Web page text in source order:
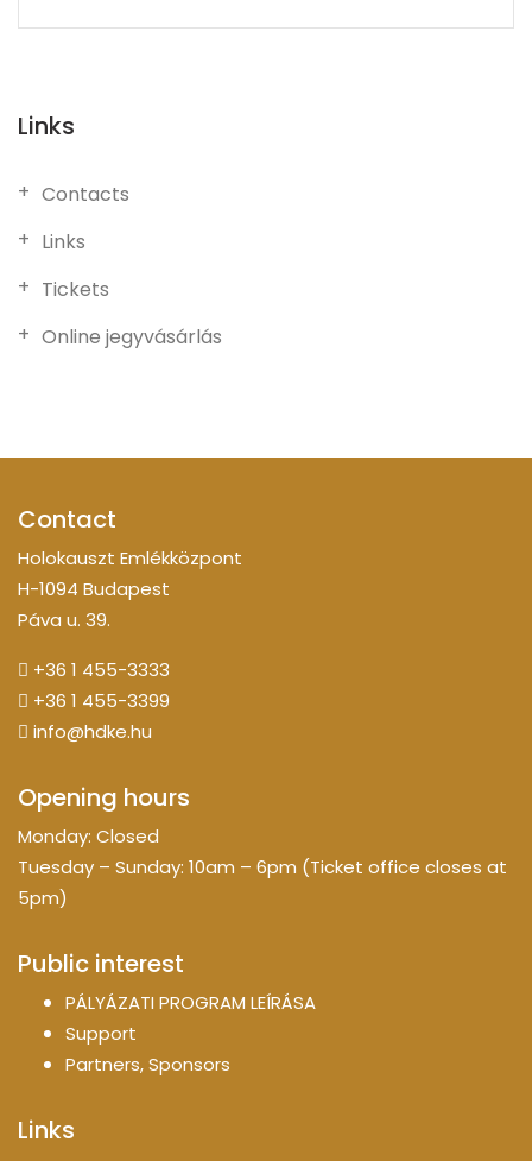
Links
Contacts
Links
Tickets
Online jegyvásárlás
Contact
Holokauszt Emlékközpont
H-1094 Budapest
Páva u. 39.
+36 1 455-3333
+36 1 455-3399
info@hdke.hu
Opening hours
Monday: Closed
Tuesday – Sunday: 10am – 6pm (Ticket office closes at
5pm)
Public interest
PÁLYÁZATI PROGRAM LEÍRÁSA
Support
Partners, Sponsors
Links